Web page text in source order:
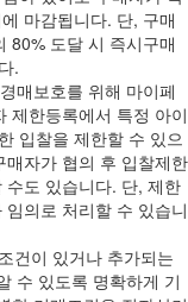
마감됩니다. 단, 구매
80% 도달 시 즉시구매
.
매보호를 위해 마이페
제한등록에서 특정 아이
입찰을 제한할 수 있으
자가 협의 후 입찰제한
도 있습니다. 단, 제한
의로 처리할 수 있습니
건이 있거나 추가되는
수 있도록 명확하게 기